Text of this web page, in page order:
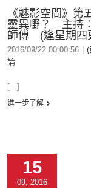
《魅影空間》第
靈異嘢？ 主持
師傅 (逢星期四
2016/09/22 00:00:56 (
論
[...]
進一步了解
15
09, 2016